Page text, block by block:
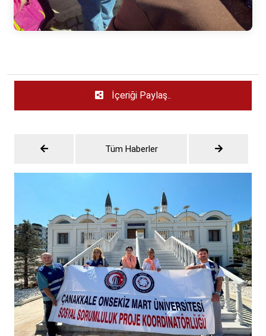
İçeriği Paylaş..
Tüm Haberler